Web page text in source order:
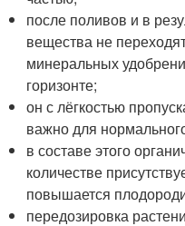
после поливов и в
вещества не
минеральных
горизонте;
он с лёгкостью
важно для
в составе этого
количестве
повышается
передозировка